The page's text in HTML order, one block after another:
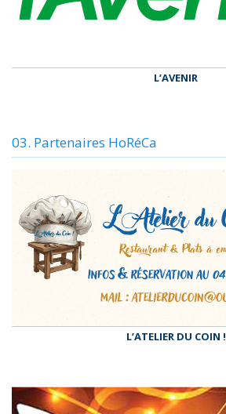
L’AVENIR
03. Partenaires HoRéCa
L’ATELIER DU COIN !